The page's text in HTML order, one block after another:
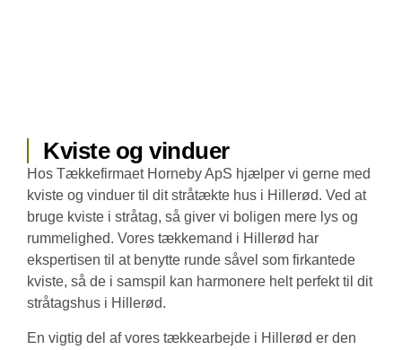
Kviste og vinduer
Hos Tækkefirmaet Horneby ApS hjælper vi gerne med
kviste og vinduer til dit stråtækte hus i Hillerød. Ved at
bruge kviste i stråtag, så giver vi boligen mere lys og
rummelighed. Vores tækkemand i Hillerød har
ekspertisen til at benytte runde såvel som firkantede
kviste, så de i samspil kan harmonere helt perfekt til dit
stråtagshus i Hillerød.
En vigtig del af vores tækkearbejde i Hillerød er den